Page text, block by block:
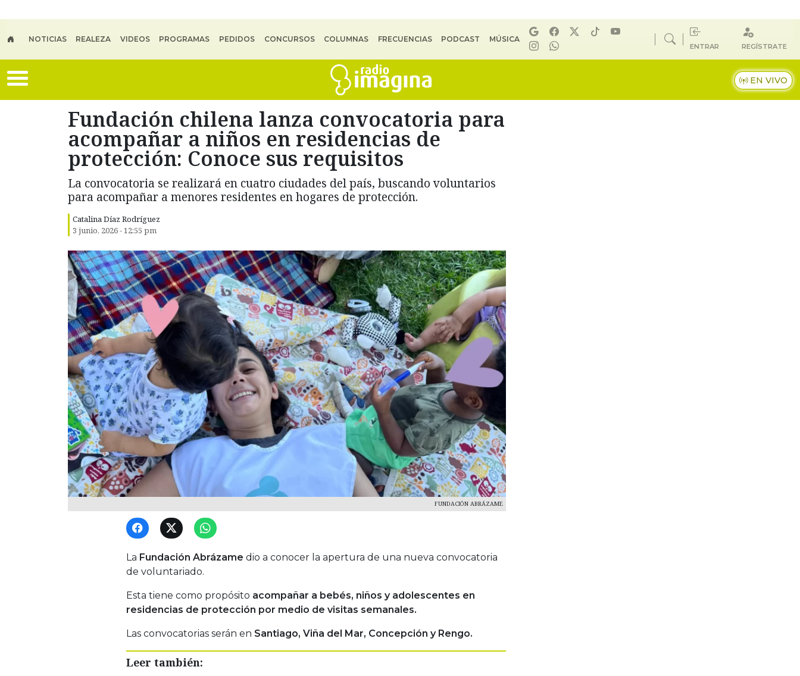
NOTICIAS REALEZA VIDEOS PROGRAMAS PEDIDOS CONCURSOS COLUMNAS FRECUENCIAS PODCAST MÚSICA
ENTRAR REGÍSTRATE
EN VIVO
Fundación chilena lanza convocatoria para
acompañar a niños en residencias de
protección: Conoce sus requisitos
La convocatoria se realizará en cuatro ciudades del país, buscando voluntarios
para acompañar a menores residentes en hogares de protección.
Catalina Díaz Rodríguez
3 junio, 2026 - 12:55 pm
FUNDACIÓN ABRÁZAME
La Fundación Abrázame dio a conocer la apertura de una nueva convocatoria
de voluntariado.
Esta tiene como propósito acompañar a bebés, niños y adolescentes en
residencias de protección por medio de visitas semanales.
Las convocatorias serán en Santiago, Viña del Mar, Concepción y Rengo.
Leer también: